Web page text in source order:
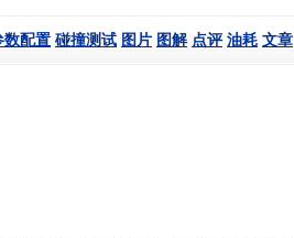
数配置 碰撞测试 图片 图解 点评 油耗 文章